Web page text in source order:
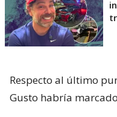
Respecto al último
Gusto habría